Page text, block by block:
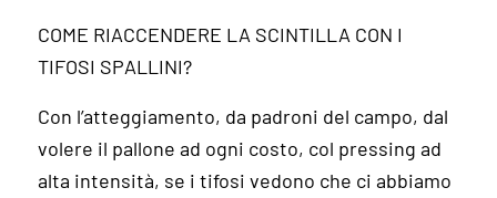
COME RIACCENDERE LA SCINTILLA CON I
TIFOSI SPALLINI?
Con l’atteggiamento, da padroni del campo, dal
volere il pallone ad ogni costo, col pressing ad
alta intensità, se i tifosi vedono che ci abbiamo